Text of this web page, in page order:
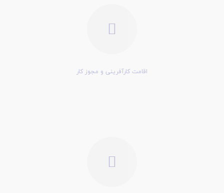
اقامت کارآفرینی و مجوز کار